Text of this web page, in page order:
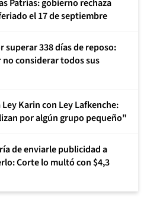
Patrias: gobierno rechaza
el 17 de septiembre
superar 338 días de reposo:
considerar todos sus
Karin con Ley Lafkenche:
por algún grupo pequeño"
de enviarle publicidad a
Corte lo multó con $4,3